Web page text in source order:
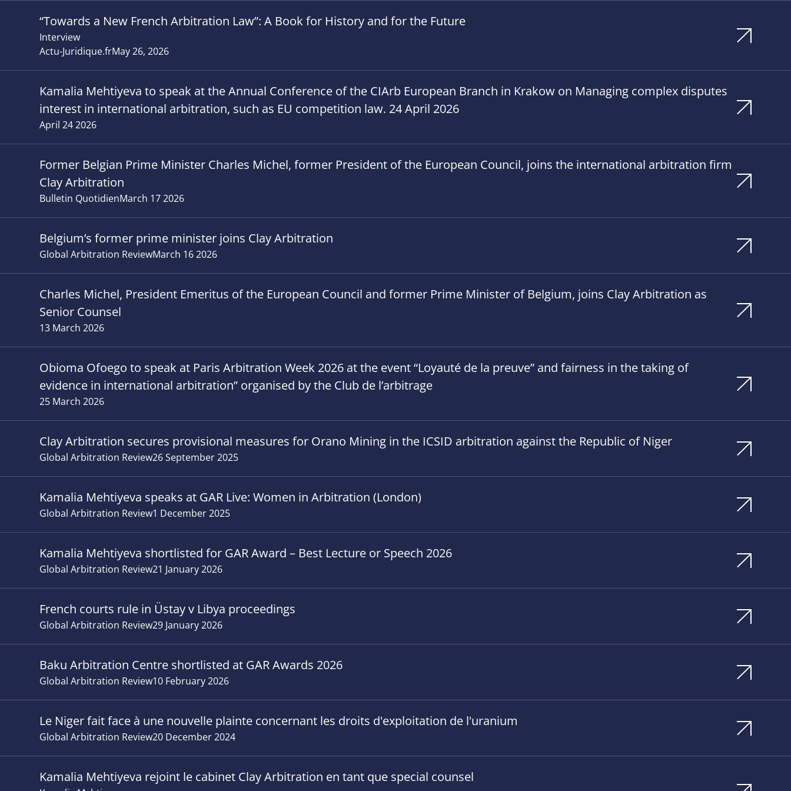
“Towards a New French Arbitration Law”: A Book for History and for the Future
Interview
Actu-Juridique.frMay 26, 2026
Kamalia Mehtiyeva to speak at the Annual Conference of the CIArb European Branch in Krakow on Managing complex disputes
interest in international arbitration, such as EU competition law. 24 April 2026
April 24 2026
Former Belgian Prime Minister Charles Michel, former President of the European Council, joins the international arbitration firm
Clay Arbitration
Bulletin QuotidienMarch 17 2026
Belgium’s former prime minister joins Clay Arbitration
Global Arbitration ReviewMarch 16 2026
Charles Michel, President Emeritus of the European Council and former Prime Minister of Belgium, joins Clay Arbitration as
Senior Counsel
13 March 2026
Obioma Ofoego to speak at Paris Arbitration Week 2026 at the event “Loyauté de la preuve” and fairness in the taking of
evidence in international arbitration” organised by the Club de l’arbitrage
25 March 2026
Clay Arbitration secures provisional measures for Orano Mining in the ICSID arbitration against the Republic of Niger
Global Arbitration Review26 September 2025
Kamalia Mehtiyeva speaks at GAR Live: Women in Arbitration (London)
Global Arbitration Review1 December 2025
Kamalia Mehtiyeva shortlisted for GAR Award – Best Lecture or Speech 2026
Global Arbitration Review21 January 2026
French courts rule in Üstay v Libya proceedings
Global Arbitration Review29 January 2026
Baku Arbitration Centre shortlisted at GAR Awards 2026
Global Arbitration Review10 February 2026
Le Niger fait face à une nouvelle plainte concernant les droits d'exploitation de l'uranium
Global Arbitration Review20 December 2024
Kamalia Mehtiyeva rejoint le cabinet Clay Arbitration en tant que special counsel